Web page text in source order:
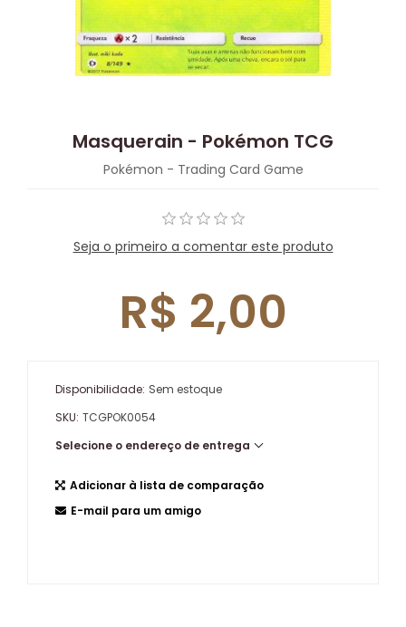
Masquerain - Pokémon TCG
Pokémon - Trading Card Game
Seja o primeiro a comentar este produto
R$ 2,00
Disponibilidade: Sem estoque
SKU: TCGPOK0054
Selecione o endereço de entrega
Adicionar à lista de comparação
E-mail para um amigo